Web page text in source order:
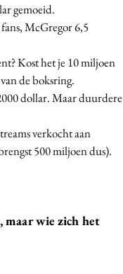
gemoeid.
McGregor 6,5
Kost het je 10 miljoen
de boksring.
dollar. Maar duurdere
verkocht aan
500 miljoen dus).
wie zich het